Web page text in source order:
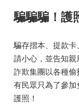
騙騙騙！護
騙存摺本、提款卡
請小心，並告知親
詐欺集團以各種偷
有民眾只為了參加
護照！